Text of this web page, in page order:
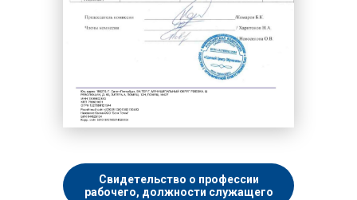
Свидетельство о профессии
рабочего, должности служащего